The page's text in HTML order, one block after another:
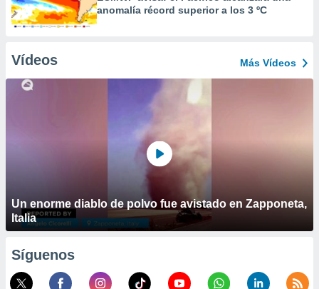
anomalía récord superior a los 3 ºC
Vídeos Más Vídeos
Un enorme diablo de polvo fue avistado en Zapponeta,
Italia
Síguenos